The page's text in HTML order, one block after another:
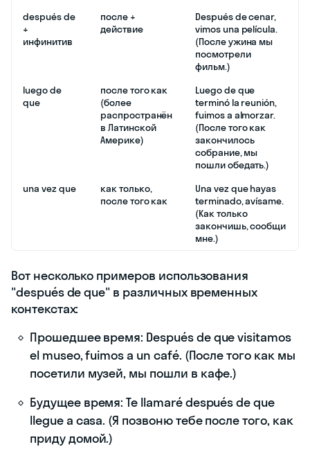
después de
+
инфинитив
после +
действие
Después de cenar,
vimos una película.
(После ужина мы
посмотрели
фильм.)
luego de
que
после того как
(более
распространён
в Латинской
Америке)
Luego de que
terminó la reunión,
fuimos a almorzar.
(После того как
закончилось
собрание, мы
пошли обедать.)
una vez que
как только,
после того как
Una vez que hayas
terminado, avísame.
(Как только
закончишь, сообщи
мне.)
Вот несколько примеров использования
"después de que" в различных временных
контекстах:
Прошедшее время: Después de que visitamos
el museo, fuimos a un café. (После того как мы
посетили музей, мы пошли в кафе.)
Будущее время: Te llamaré después de que
llegue a casa. (Я позвоню тебе после того, как
приду домой.)